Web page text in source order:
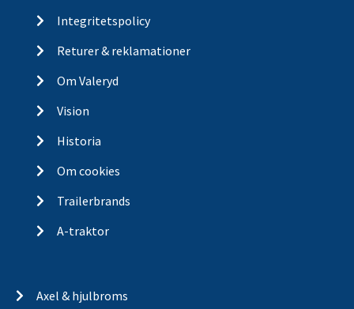
Integritetspolicy
Returer & reklamationer
Om Valeryd
Vision
Historia
Om cookies
Trailerbrands
A-traktor
Axel & hjulbroms